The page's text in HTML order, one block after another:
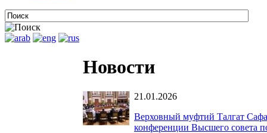
Новости
21.01.2026
Верховный муфтий Талгат
конференции Высшего совета